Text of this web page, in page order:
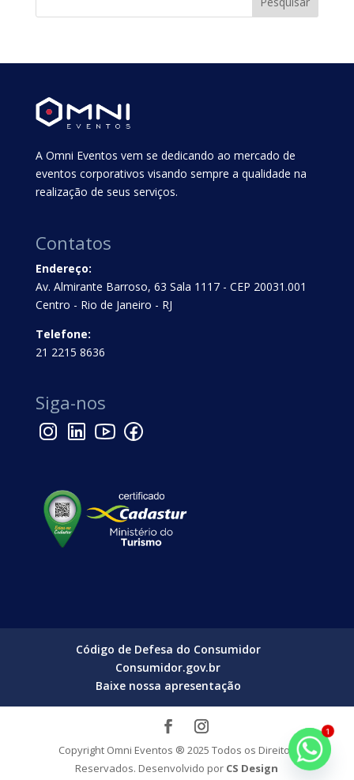
A Omni Eventos vem se dedicando ao mercado de
eventos corporativos visando sempre a qualidade na
realização de seus serviços.
Contatos
Endereço:
Av. Almirante Barroso, 63 Sala 1117 - CEP 20031.001
Centro - Rio de Janeiro - RJ
Telefone:
21 2215 8636
Siga-nos
Código de Defesa do Consumidor
Consumidor.gov.br
Baixe nossa apresentação
Copyright Omni Eventos ® 2025 Todos os Direitos
Reservados. Desenvolvido por CS Design
1